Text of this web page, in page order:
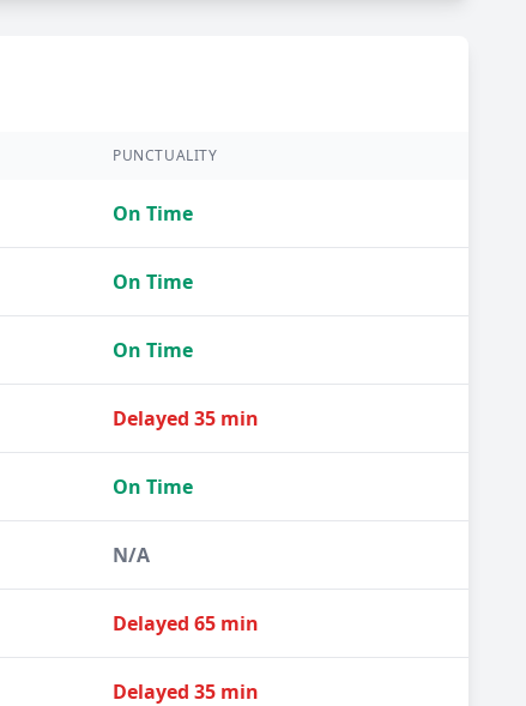
PUNCTUALITY
On Time
On Time
On Time
Delayed 35 min
On Time
N/A
Delayed 65 min
Delayed 35 min